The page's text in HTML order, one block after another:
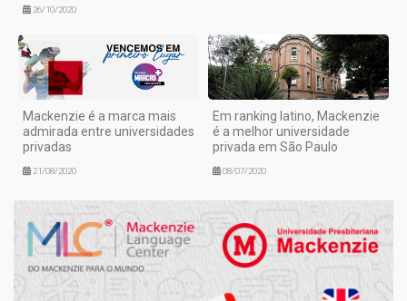
26/10/2020
Mackenzie é a marca mais
admirada entre universidades
privadas
21/08/2020
Em ranking latino, Mackenzie
é a melhor universidade
privada em São Paulo
08/07/2020